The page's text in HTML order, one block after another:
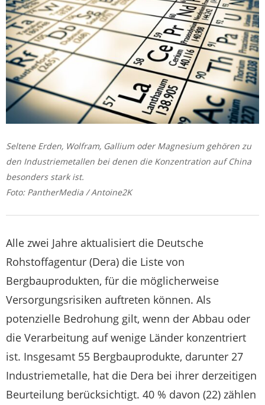
Seltene Erden, Wolfram, Gallium oder Magnesium gehören zu
den Industriemetallen bei denen die Konzentration auf China
besonders stark ist.
Foto: PantherMedia / Antoine2K
Alle zwei Jahre aktualisiert die Deutsche
Rohstoffagentur (Dera) die Liste von
Bergbauprodukten, für die möglicherweise
Versorgungsrisiken auftreten können. Als
potenzielle Bedrohung gilt, wenn der Abbau oder
die Verarbeitung auf wenige Länder konzentriert
ist. Insgesamt 55 Bergbauprodukte, darunter 27
Industriemetalle, hat die Dera bei ihrer derzeitigen
Beurteilung berücksichtigt. 40 % davon (22) zählen